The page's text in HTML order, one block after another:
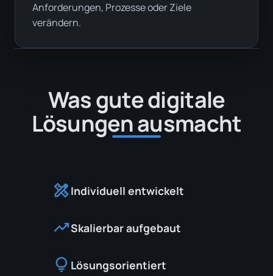
Anforderungen, Prozesse oder Ziele
verändern.
Was gute digitale
Lösungen ausmacht
design_servicesIndividuell entwickelt
trending_upSkalierbar aufgebaut
lightbulb Lösungsorientiert